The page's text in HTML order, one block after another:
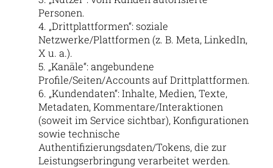
Personen.
„Drittplattformen“: soziale
Netzwerke/Plattformen (z. B. Meta, LinkedIn,
X u. a.).
„Kanäle“: angebundene
Profile/Seiten/Accounts auf Drittplattformen.
„Kundendaten“: Inhalte, Medien, Texte,
Metadaten, Kommentare/Interaktionen
(soweit im Service sichtbar), Konfigurationen
sowie technische
Authentifizierungsdaten/Tokens, die zur
Leistungserbringung verarbeitet werden.